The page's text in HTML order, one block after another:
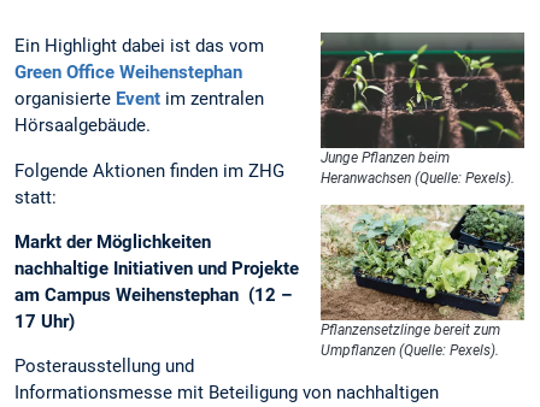
Junge Pflanzen beim
Heranwachsen (Quelle: Pexels).
Pflanzensetzlinge bereit zum
Umpflanzen (Quelle: Pexels).
Ein Highlight dabei ist das vom
Green Office Weihenstephan
organisierte Event im zentralen
Hörsaalgebäude.
Folgende Aktionen finden im ZHG
statt:
Markt der Möglichkeiten
nachhaltige Initiativen und Projekte
am Campus Weihenstephan (12 –
17 Uhr)
Posterausstellung und
Informationsmesse mit Beteiligung von nachhaltigen